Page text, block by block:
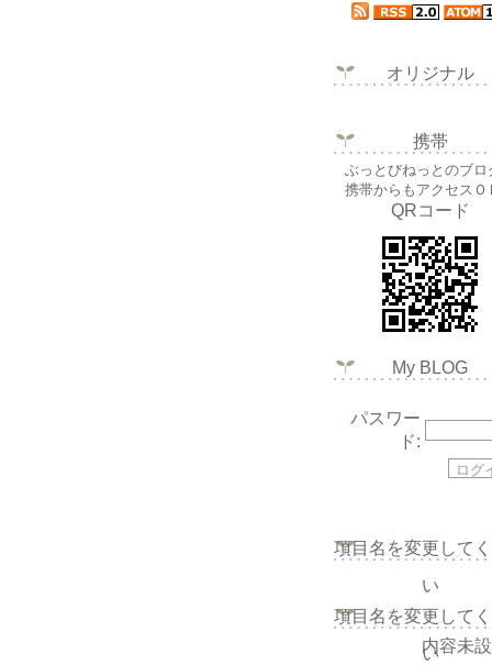
オリジナル
携帯
ぶっとびねっとのブロ
携帯からもアクセスＯ
QRコード
My BLOG
パスワー
ド:
項目名を変更して
い
項目名を変更して
い
内容未